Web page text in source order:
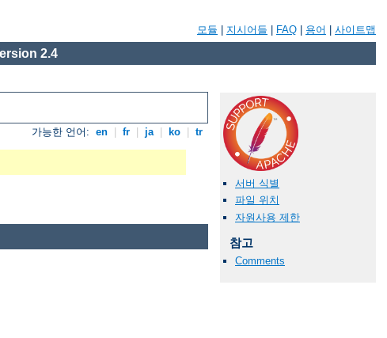
모듈 지시어들 FAQ 용어 사이트맵
2.4
가능한 언어: en fr ja ko tr
서버 식별
파일 위치
자원사용 제한
참고
Comments